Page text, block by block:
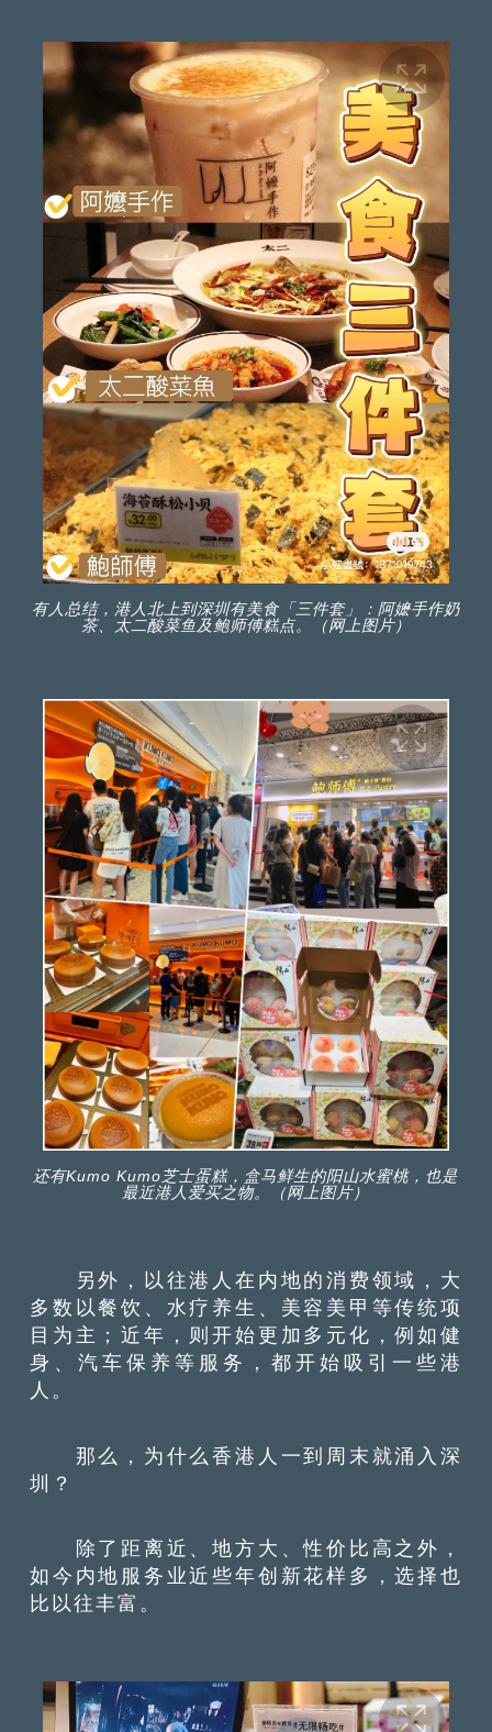
有人总结，港人北上到深圳有美食「三件套」：阿嬷手作奶
茶、太二酸菜鱼及鲍师傅糕点。（网上图片）
还有Kumo Kumo芝士蛋糕，盒马鲜生的阳山水蜜桃，也是
最近港人爱买之物。（网上图片）
另外，以往港人在内地的消费领域，大
多数以餐饮、水疗养生、美容美甲等传统项
目为主；近年，则开始更加多元化，例如健
身、汽车保养等服务，都开始吸引一些港
人。
那么，为什么香港人一到周末就涌入深
圳？
除了距离近、地方大、性价比高之外，
如今内地服务业近些年创新花样多，选择也
比以往丰富。